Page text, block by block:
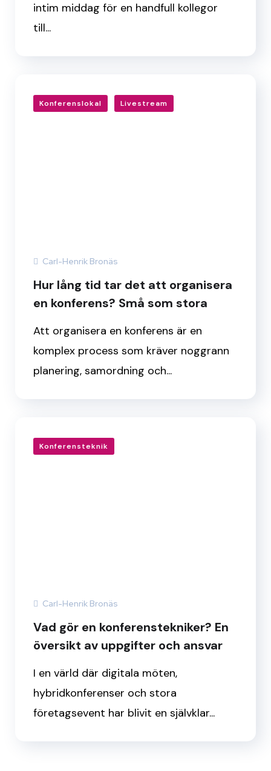
intim middag för en handfull kollegor
till...
Konferenslokal Livestream
Carl-Henrik Bronäs
Hur lång tid tar det att organisera
en konferens? Små som stora
Att organisera en konferens är en
komplex process som kräver noggrann
planering, samordning och...
Konferensteknik
Carl-Henrik Bronäs
Vad gör en konferenstekniker? En
översikt av uppgifter och ansvar
I en värld där digitala möten,
hybridkonferenser och stora
företagsevent har blivit en självklar...